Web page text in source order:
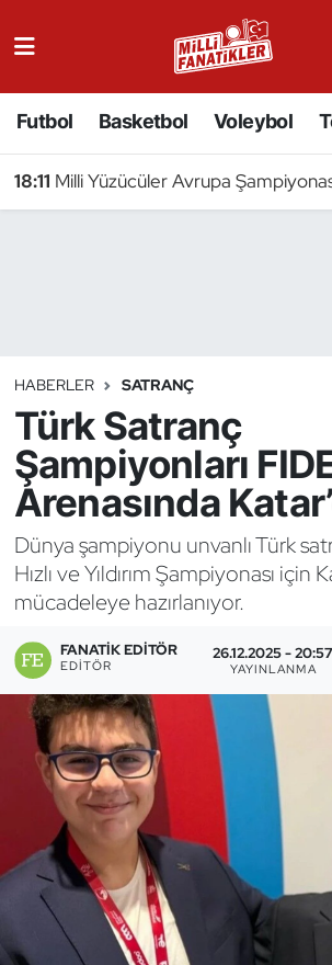
Futbol Basketbol Voleybol
18:11 Milli Yüzücüler Avrupa
HABERLER SATRANÇ
Türk Satranç
Şampiyonları
Arenasında
Dünya şampiyonu unvanlı Türk
Hızlı ve Yıldırım Şampiyonası için
mücadeleye hazırlanıyor.
FANATIK EDITÖR
EDITÖR
26.12.2025 - 20:57
YAYINLANMA
Badminton
Binicilik
Bisiklet
Boks
Briç
Buz Hokeyi
Buz Pateni
Çim Hokeyi
Cimnastik
Curling